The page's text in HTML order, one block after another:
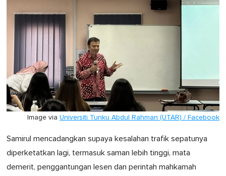
Image via Universiti Tunku Abdul Rahman (UTAR) / Facebook
Samirul mencadangkan supaya kesalahan trafik sepatunya
diperketatkan lagi, termasuk saman lebih tinggi, mata
demerit, penggantungan lesen dan perintah mahkamah